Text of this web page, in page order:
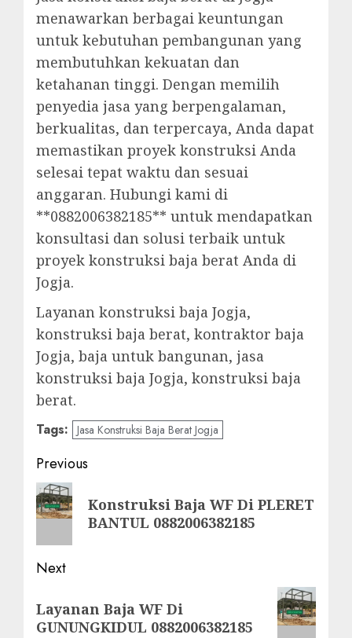
menawarkan berbagai keuntungan
untuk kebutuhan pembangunan yang
membutuhkan kekuatan dan
ketahanan tinggi. Dengan memilih
penyedia jasa yang berpengalaman,
berkualitas, dan terpercaya, Anda dapat
memastikan proyek konstruksi Anda
selesai tepat waktu dan sesuai
anggaran. Hubungi kami di
**0882006382185** untuk mendapatkan
konsultasi dan solusi terbaik untuk
proyek konstruksi baja berat Anda di
Jogja.
Layanan konstruksi baja Jogja,
konstruksi baja berat, kontraktor baja
Jogja, baja untuk bangunan, jasa
konstruksi baja Jogja, konstruksi baja
berat.
Tags: Jasa Konstruksi Baja Berat Jogja
Post
navigation
Previous
Previous
post:
Konstruksi Baja WF Di PLERET
BANTUL 0882006382185
Next
post:
Layanan Baja WF Di
GUNUNGKIDUL 0882006382185